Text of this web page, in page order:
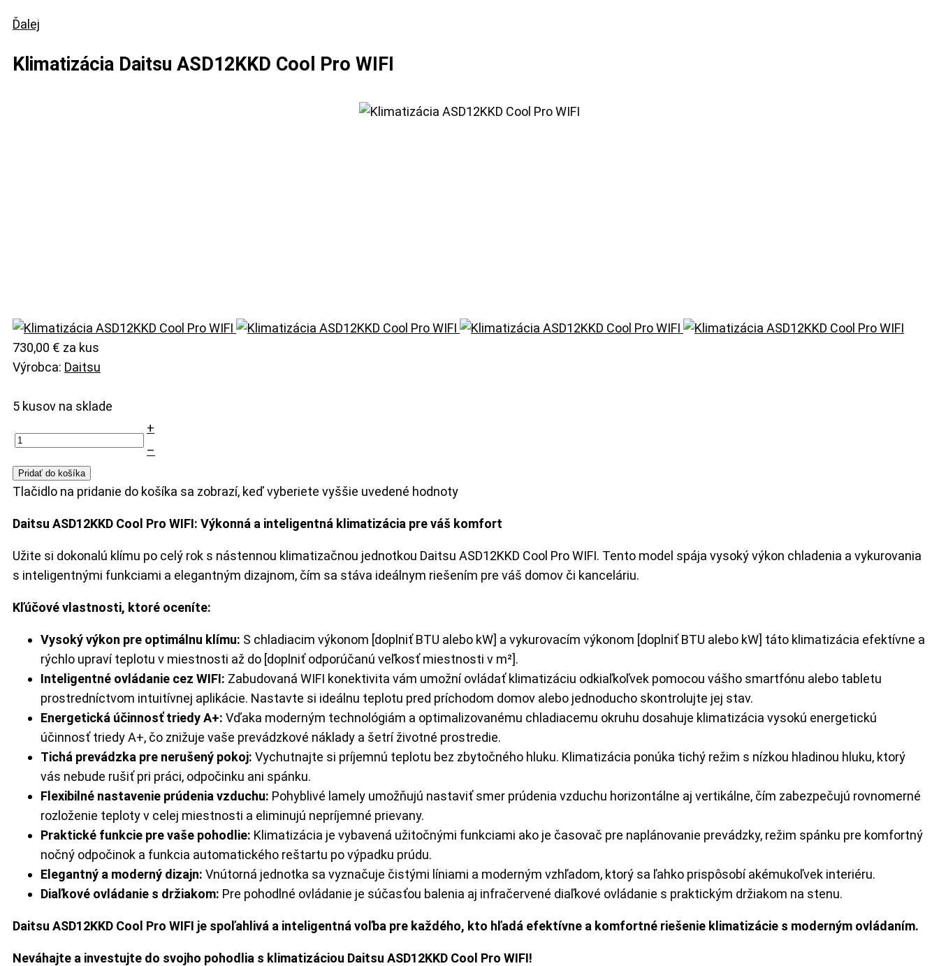
Ďalej
Klimatizácia Daitsu ASD12KKD Cool Pro WIFI
730,00 € za kus
Výrobca: Daitsu
5 kusov na sklade
+
–
Pridať do košíka
Tlačidlo na pridanie do košíka sa zobrazí, keď vyberiete vyššie uvedené hodnoty
Daitsu ASD12KKD Cool Pro WIFI: Výkonná a inteligentná klimatizácia pre váš komfort
Užite si dokonalú klímu po celý rok s nástennou klimatizačnou jednotkou Daitsu ASD12KKD Cool Pro WIFI. Tento model spája vysoký výkon chladenia a vykurovania
s inteligentnými funkciami a elegantným dizajnom, čím sa stáva ideálnym riešením pre váš domov či kanceláriu.
Kľúčové vlastnosti, ktoré oceníte:
Vysoký výkon pre optimálnu klímu: S chladiacim výkonom [doplniť BTU alebo kW] a vykurovacím výkonom [doplniť BTU alebo kW] táto klimatizácia efektívne a
rýchlo upraví teplotu v miestnosti až do [doplniť odporúčanú veľkosť miestnosti v m²].
Inteligentné ovládanie cez WIFI: Zabudovaná WIFI konektivita vám umožní ovládať klimatizáciu odkiaľkoľvek pomocou vášho smartfónu alebo tabletu
prostredníctvom intuitívnej aplikácie. Nastavte si ideálnu teplotu pred príchodom domov alebo jednoducho skontrolujte jej stav.
Energetická účinnosť triedy A+: Vďaka moderným technológiám a optimalizovanému chladiacemu okruhu dosahuje klimatizácia vysokú energetickú
účinnosť triedy A+, čo znižuje vaše prevádzkové náklady a šetrí životné prostredie.
Tichá prevádzka pre nerušený pokoj: Vychutnajte si príjemnú teplotu bez zbytočného hluku. Klimatizácia ponúka tichý režim s nízkou hladinou hluku, ktorý
vás nebude rušiť pri práci, odpočinku ani spánku.
Flexibilné nastavenie prúdenia vzduchu: Pohyblivé lamely umožňujú nastaviť smer prúdenia vzduchu horizontálne aj vertikálne, čím zabezpečujú rovnomerné
rozloženie teploty v celej miestnosti a eliminujú nepríjemné prievany.
Praktické funkcie pre vaše pohodlie: Klimatizácia je vybavená užitočnými funkciami ako je časovač pre naplánovanie prevádzky, režim spánku pre komfortný
nočný odpočinok a funkcia automatického reštartu po výpadku prúdu.
Elegantný a moderný dizajn: Vnútorná jednotka sa vyznačuje čistými líniami a moderným vzhľadom, ktorý sa ľahko prispôsobí akémukoľvek interiéru.
Diaľkové ovládanie s držiakom: Pre pohodlné ovládanie je súčasťou balenia aj infračervené diaľkové ovládanie s praktickým držiakom na stenu.
Daitsu ASD12KKD Cool Pro WIFI je spoľahlivá a inteligentná voľba pre každého, kto hľadá efektívne a komfortné riešenie klimatizácie s moderným ovládaním.
Neváhajte a investujte do svojho pohodlia s klimatizáciou Daitsu ASD12KKD Cool Pro WIFI!